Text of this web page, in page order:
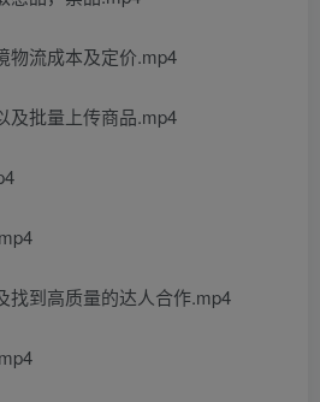
物流成本及定价.mp4
及批量上传商品.mp4
找到高质量的达人合作.mp4